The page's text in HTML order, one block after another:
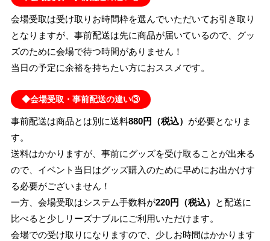
会場受取は受け取りお時間枠を選んでいただいてお引き取り
となりますが、事前配送は先に商品が届いているので、グッ
ズのために会場で待つ時間がありません！
当日の予定に余裕を持ちたい方におススメです。
◆会場受取・事前配送の違い③
事前配送は商品とは別に送料880円（税込） が必要となりま
す。
送料はかかりますが、事前にグッズを受け取ることが出来る
ので、イベント当日はグッズ購入のために早めにお出かけす
る必要がございません！
一方、会場受取はシステム手数料が220円（税込）
と配送に
比べると少しリーズナブルにご利用いただけます。
会場での受け取りになりますので、少しお時間はかかります